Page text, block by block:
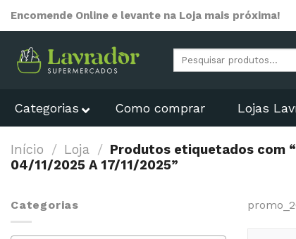
Encomende Online e levante na Loja mais próxima!
Pesquisar
Categorias Como comprar Lojas
Início / Loja / Produtos etiquetados com
04/11/2025 A 17/11/2025”
Categorias